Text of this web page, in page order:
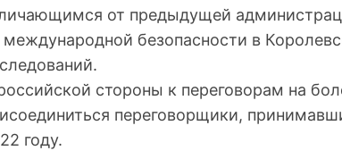
от предыдущей
международной безопасности в
стороны к переговорам на
переговорщики,
году.